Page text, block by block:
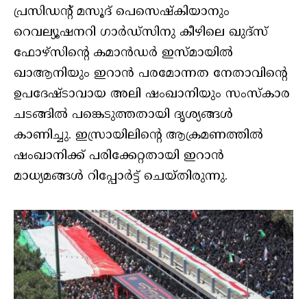
പ്രസിഡന്റ് മസൂദ് പെസെഷ്‌കിയാനും
റെവല്യൂഷനറി ഗാര്‍ഡ്സിനു കീഴിലെ ഖുദ്സ്
ഫോഴ്സിന്റെ കമാന്‍ഡര്‍ ഇസ്മായില്‍
ഖാആനിയും ഇറാന്‍ പരമോന്നത നേതാവിന്റെ
ഉപദേഷ്ടാവായ അലി ഷംഖാനിയും സംസ്‌കാര
ചടങ്ങില്‍ പങ്കെടുത്തതായി ദൃശ്യങ്ങള്‍
കാണിച്ചു. ഇസ്രായിലിന്റെ ആക്രമണത്തില്‍
ഷംഖാനിക്ക് പരിക്കേറ്റതായി ഇറാന്‍
മാധ്യമങ്ങള്‍ റിപ്പോര്‍ട്ട് ചെയ്തിരുന്നു.